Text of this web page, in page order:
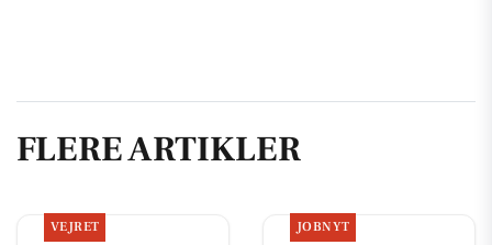
FLERE ARTIKLER
VEJRET JOBNYT